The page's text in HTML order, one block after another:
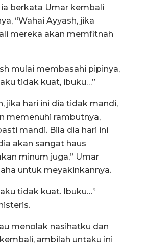
berkata Umar kembali
“Wahai Ayyash, jika
mereka akan memfitnah
mulai membasahi pipinya,
tidak kuat, ibuku…”
jika hari ini dia tidak mandi,
memenuhi rambutnya,
mandi. Bila dia hari ini
akan sangat haus
minum juga,” Umar
untuk meyakinkannya.
tidak kuat. Ibuku…”
menolak nasihatku dan
ambilah untaku ini